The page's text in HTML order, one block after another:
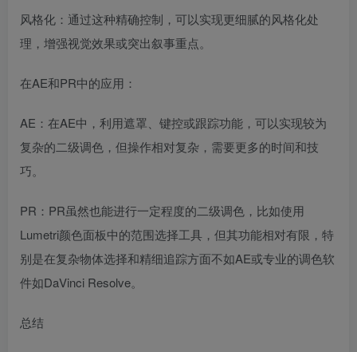
风格化：通过这种精确控制，可以实现更细腻的风格化处
理，增强视觉效果或突出叙事重点。
在AE和PR中的应用：
AE：在AE中，利用遮罩、键控或跟踪功能，可以实现较为
复杂的二级调色，但操作相对复杂，需要更多的时间和技
巧。
PR：PR虽然也能进行一定程度的二级调色，比如使用
Lumetri颜色面板中的范围选择工具，但其功能相对有限，特
别是在复杂物体选择和精细追踪方面不如AE或专业的调色软
件如DaVinci Resolve。
总结